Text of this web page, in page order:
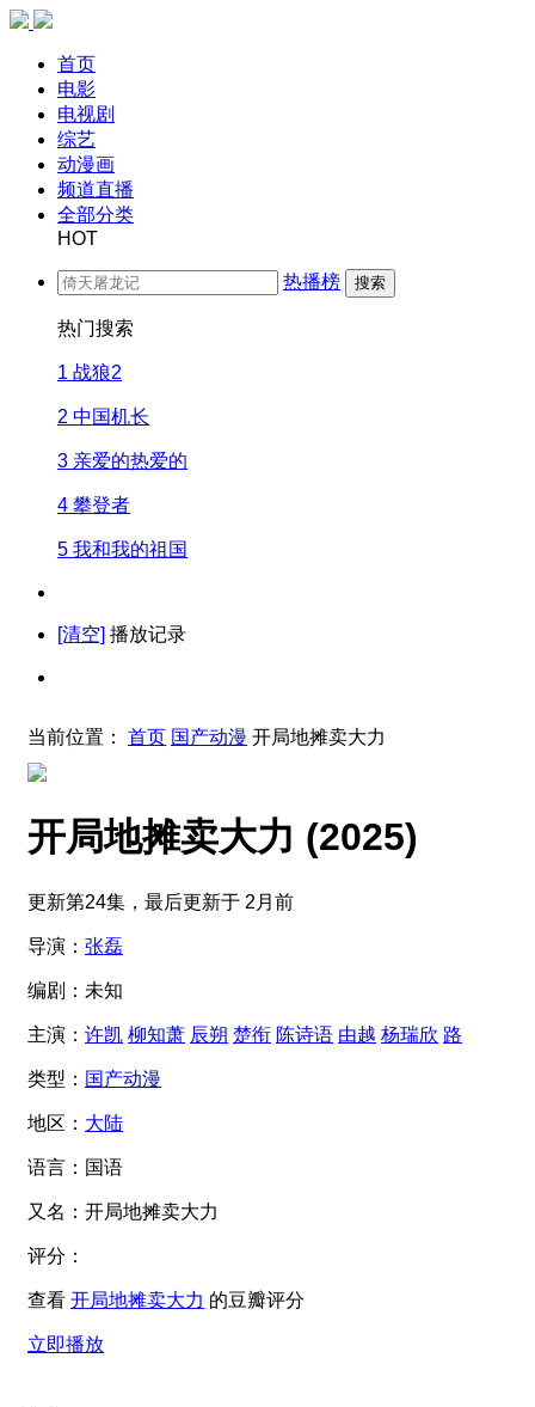
首页
电影
电视剧
综艺
动漫画
频道直播
全部分类
HOT
热播榜 搜索
热门搜索
1 战狼2
2 中国机长
3 亲爱的热爱的
4 攀登者
5 我和我的祖国
[清空] 播放记录
当前位置： 首页 国产动漫 开局地摊卖大力
开局地摊卖大力 (2025)
更新第24集，最后更新于 2月前
导演： 张磊
编剧： 未知
主演： 许凯 柳知萧 辰朔 楚衔 陈诗语 由越 杨瑞欣 路
类型： 国产动漫
地区： 大陆
语言： 国语
又名： 开局地摊卖大力
评分：
查看 开局地摊卖大力 的豆瓣评分
立即播放